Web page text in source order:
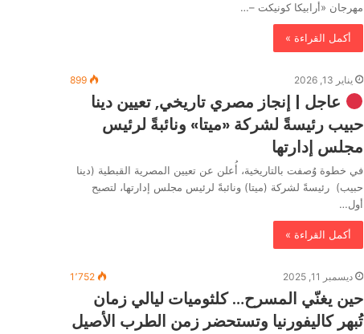
مهرجان «أرابيكا كونيكت –…
أكمل القراءة »
يناير 13, 2026 899
عاجل | إنجاز مصري تاريخي, تعيين دينا
حبيب رئيسةً لشركة «ميتا» ونائبةً لرئيس
مجلس إدارتها
في خطوة وُصفت بالتاريخية، أُعلن عن تعيين المصرية القبطية (دينا
حبيب) رئيسةً لشركة (ميتا) ونائبةً لرئيس مجلس إدارتها، لتصبح
أول…
أكمل القراءة »
ديسمبر 11, 2025 1٬752
حين يغنّي المسرح… كلثوميات ليالي زمان
تُبهر كاليفورنيا وتستحضر زمن الطرب الأصيل